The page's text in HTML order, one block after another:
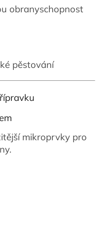
obranyschopnost
pěstování
mikroprvky pro